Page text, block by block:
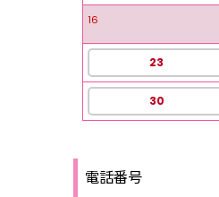
16
23
30
電話番号